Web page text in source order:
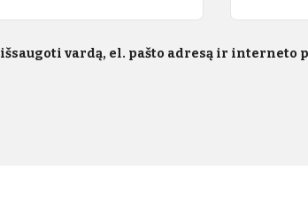
vardą, el. pašto adresą ir interneto